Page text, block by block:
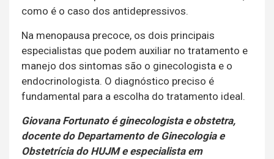
como é o caso dos antidepressivos.
Na menopausa precoce, os dois principais
especialistas que podem auxiliar no tratamento e
manejo dos sintomas são o ginecologista e o
endocrinologista. O diagnóstico preciso é
fundamental para a escolha do tratamento ideal.
Giovana Fortunato é ginecologista e obstetra,
docente do Departamento de Ginecologia e
Obstetrícia do HUJM e especialista em